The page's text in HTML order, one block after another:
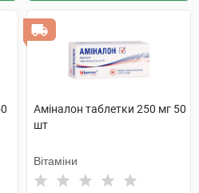
Аміналон таблетки 250 мг 50
шт
Вітаміни